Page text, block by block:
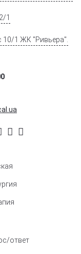
1
10/1 ЖК "Ривьера".
ответ